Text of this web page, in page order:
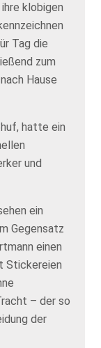
klobigen
Tag die
zum
Hause
hatte ein
und
ein
Gegensatz
einen
Stickereien
– der so
der